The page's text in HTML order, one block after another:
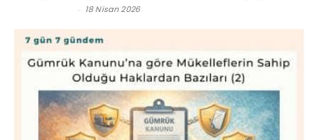
- 18 Nisan 2026